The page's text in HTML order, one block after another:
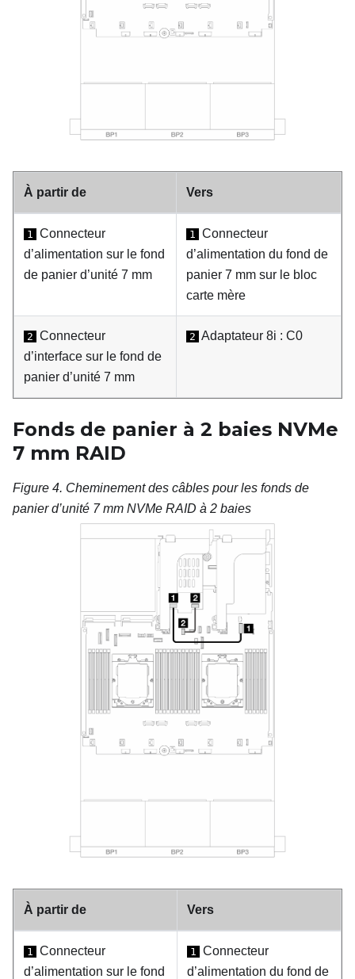
À partir de Vers
1
Connecteur
d’alimentation sur le fond
de panier d’unité 7 mm
1
Connecteur
d’alimentation du fond de
panier 7 mm sur le bloc
carte mère
2 Connecteur
d’interface sur le fond de
panier d’unité 7 mm
2 Adaptateur 8i : C0
Fonds de panier à 2 baies NVMe
7 mm RAID
Figure 4. Cheminement des câbles pour les fonds de
panier d’unité 7 mm NVMe RAID à 2 baies
À partir de Vers
1
Connecteur
d’alimentation sur le fond
1
Connecteur
d’alimentation du fond de